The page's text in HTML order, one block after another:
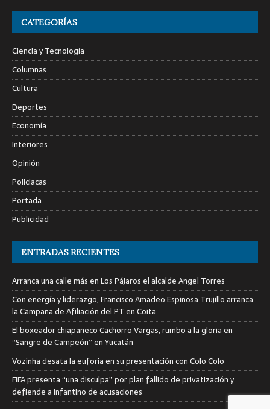
CATEGORÍAS
Ciencia y Tecnología
Columnas
Cultura
Deportes
Economía
Interiores
Opinión
Policiacas
Portada
Publicidad
ENTRADAS RECIENTES
Arranca una calle más en Los Pájaros el alcalde Angel Torres
Con energía y liderazgo, Francisco Amadeo Espinosa Trujillo arranca
la Campaña de Afiliación del PT en Coita
El boxeador chiapaneco Cachorro Vargas, rumbo a la gloria en
“Sangre de Campeón” en Yucatán
Vozinha desata la euforia en su presentación con Colo Colo
FIFA presenta “una disculpa” por plan fallido de privatización y
defiende a Infantino de acusaciones